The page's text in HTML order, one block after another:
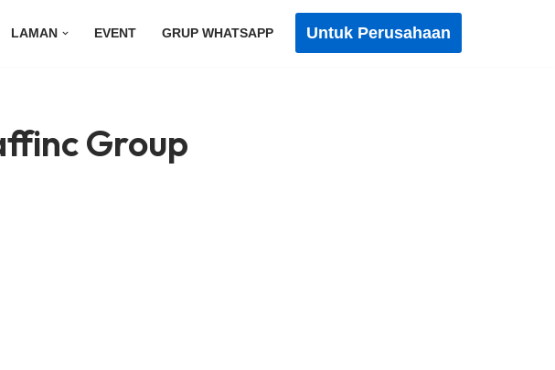
LAMAN EVENT GRUP WHATSAPP Untuk Perusahaan
Group